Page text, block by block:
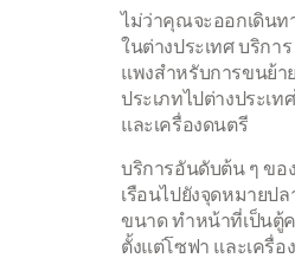
ไม่ว่าคุณจะออกเดินท
ในต่างประเทศ บริการ
แพงสำหรับการขนย้า
ประเภทไปต่างประเ
และเครื่องดนตรี
บริการอันดับต้น ๆ ขอ
เรือนไปยังจุดหมายป
ขนาด ทำหน้าที่เป็นตู้
ตั้งแต่โซฟา และเครื่อ